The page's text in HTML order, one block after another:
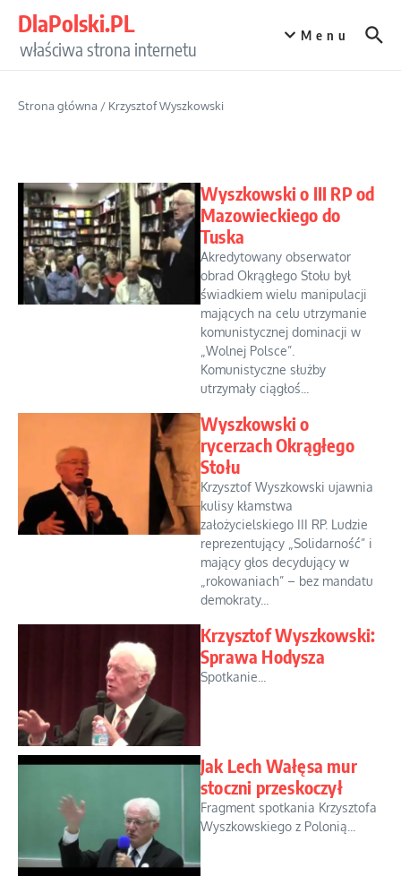
DlaPolski.PL
właściwa strona internetu
Menu
Strona główna / Krzysztof Wyszkowski
Wyszkowski o III RP od
Mazowieckiego do
Tuska
Akredytowany obserwator
obrad Okrągłego Stołu był
świadkiem wielu manipulacji
mających na celu utrzymanie
komunistycznej dominacji w
„Wolnej Polsce”.
Komunistyczne służby
utrzymały ciągłoś...
Wyszkowski o
rycerzach Okrągłego
Stołu
Krzysztof Wyszkowski ujawnia
kulisy kłamstwa
założycielskiego III RP. Ludzie
reprezentujący „Solidarność” i
mający głos decydujący w
„rokowaniach” – bez mandatu
demokraty...
Krzysztof Wyszkowski:
Sprawa Hodysza
Spotkanie...
Jak Lech Wałęsa mur
stoczni przeskoczył
Fragment spotkania Krzysztofa
Wyszkowskiego z Polonią...